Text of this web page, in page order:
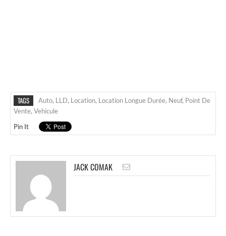
TAGS Auto, LLD, Location, Location Longue Durée, Neuf, Point De
Vente, Vehicule
Pin It
JACK COMAK